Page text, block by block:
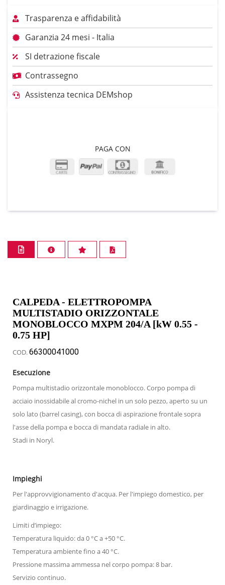
Trasparenza e affidabilità
Garanzia 24 mesi - Italia
SI detrazione fiscale
Contrassegno
Assistenza tecnica DEMshop
PAGA CON
CALPEDA - ELETTROPOMPA
MULTISTADIO ORIZZONTALE
MONOBLOCCO MXPM 204/A [kW 0.55 -
0.75 HP]
COD.66300041000
Esecuzione
Pompa multistadio orizzontale monoblocco. Corpo pompa di
acciaio inossidabile al cromo-nichel in un solo pezzo, aperto su un
solo lato (barrel casing), con bocca di aspirazione frontale sopra
l'asse della pompa e bocca di mandata radiale in alto.
Stadi in Noryl.
Impieghi
Per l'approvvigionamento d'acqua. Per l'impiego domestico, per
giardinaggio e irrigazione.
Limiti d’impiego:
Temperatura liquido: da 0 °C a +50 °C.
Temperatura ambiente fino a 40 °C.
Pressione massima ammessa nel corpo pompa: 8 bar.
Servizio continuo.